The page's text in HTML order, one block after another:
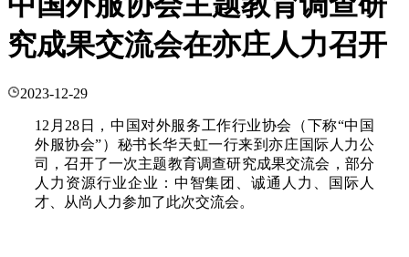
究成果交流会在亦庄人力召开
2023-12-29
12月28日，中国对外服务工作行业协会（下称“中国
外服协会”）秘书长华天虹一行来到亦庄国际人力公
司，召开了一次主题教育调查研究成果交流会，部分
人力资源行业企业：中智集团、诚通人力、国际人
才、从尚人力参加了此次交流会。